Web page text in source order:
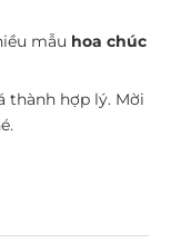
mẫu hoa chúc
thành hợp lý. Mời